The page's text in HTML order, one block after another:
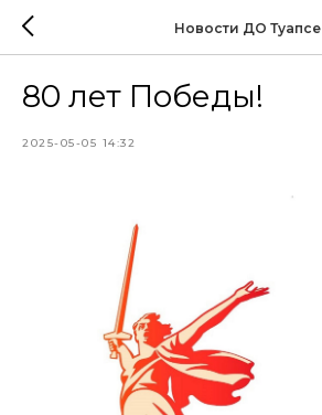
Новости ДО Туапсе
80 лет Победы!
2025-05-05 14:32